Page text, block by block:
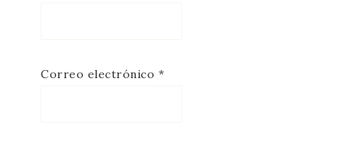
Correo electrónico *